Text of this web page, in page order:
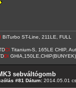
BiTurbo ST-Line, 211LE, FULL
CI Titanium-S, 165LE CHIP,
DI
sebváltógomb
#81 Dátum: 2014.05.01